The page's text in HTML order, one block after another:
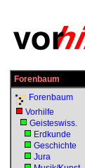
Forenbaum
Forenbaum
Vorhilfe
Geisteswiss.
Erdkunde
Geschichte
Jura